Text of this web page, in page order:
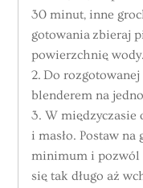
30 minut, inne
gotowania zbieraj
powierzchnię wody.
2. Do
blenderem na
3. W międzyczasie
i masło. Postaw
minimum i pozwól
się tak długo aż